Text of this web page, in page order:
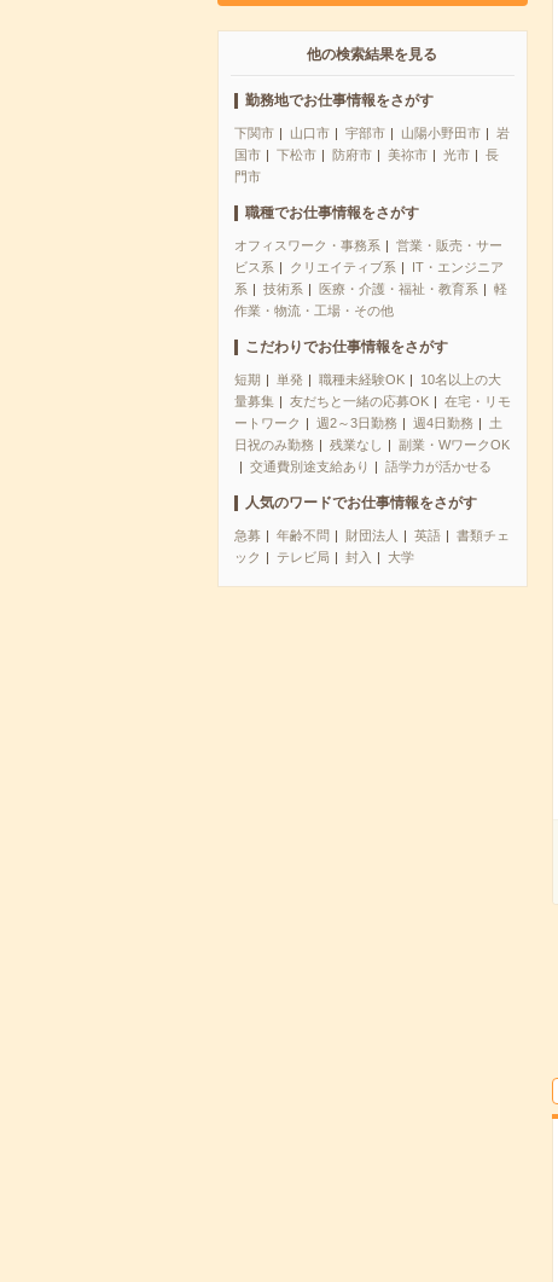
他の検索結果を見る
勤務地でお仕事情報をさがす
下関市 山口市 宇部市 山陽小野田市
岩
国市
下松市 防府市 美祢市 光市
長
門市
職種でお仕事情報をさがす
オフィスワーク・事務系
営業・販売・サー
ビス系
クリエイティブ系
IT・エンジニア
系
技術系 医療・介護・福祉・教育系
軽
作業・物流・工場・その他
こだわりでお仕事情報をさがす
短期 単発 職種未経験OK
10名以上の大
量募集
友だちと一緒の応募OK
在宅・リモ
ートワーク
週2～3日勤務 週4日勤務
土
日祝のみ勤務
残業なし
副業・WワークOK
交通費別途支給あり
語学力が活かせる
人気のワードでお仕事情報をさがす
急募 年齢不問 財団法人 英語
書類チェ
ック
テレビ局 封入 大学